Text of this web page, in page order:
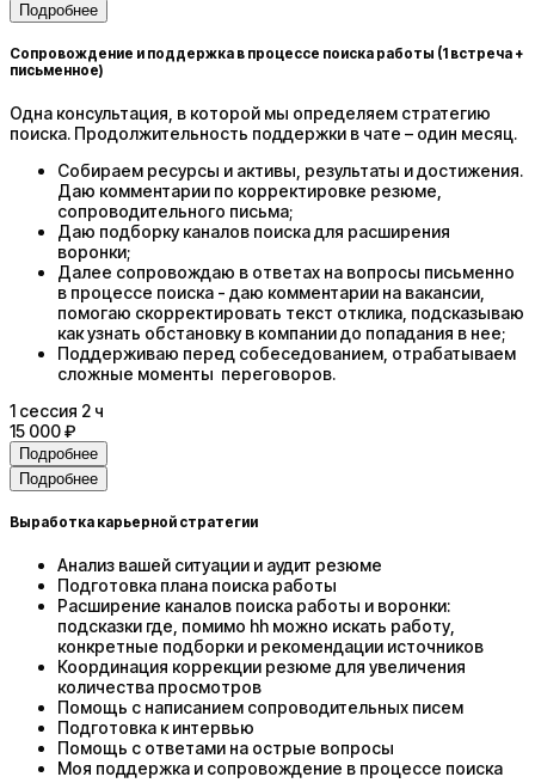
Подробнее
Сопровождение и поддержка в процессе поиска работы (1 встреча +
письменное)
Одна консультация, в которой мы определяем стратегию
поиска. Продолжительность поддержки в чате – один месяц.
Собираем ресурсы и активы, результаты и достижения.
Даю комментарии по корректировке резюме,
сопроводительного письма;
Даю подборку каналов поиска для расширения
воронки;
Далее сопровождаю в ответах на вопросы письменно
в процессе поиска - даю комментарии на вакансии,
помогаю скорректировать текст отклика, подсказываю
как узнать обстановку в компании до попадания в нее;
Поддерживаю перед собеседованием, отрабатываем
сложные моменты переговоров.
1 сессия 2 ч
15 000 ₽
Подробнее
Подробнее
Выработка карьерной стратегии
Анализ вашей ситуации и аудит резюме
Подготовка плана поиска работы
Расширение каналов поиска работы и воронки:
подсказки где, помимо hh можно искать работу,
конкретные подборки и рекомендации источников
Координация коррекции резюме для увеличения
количества просмотров
Помощь с написанием сопроводительных писем
Подготовка к интервью
Помощь с ответами на острые вопросы
Моя поддержка и сопровождение в процессе поиска